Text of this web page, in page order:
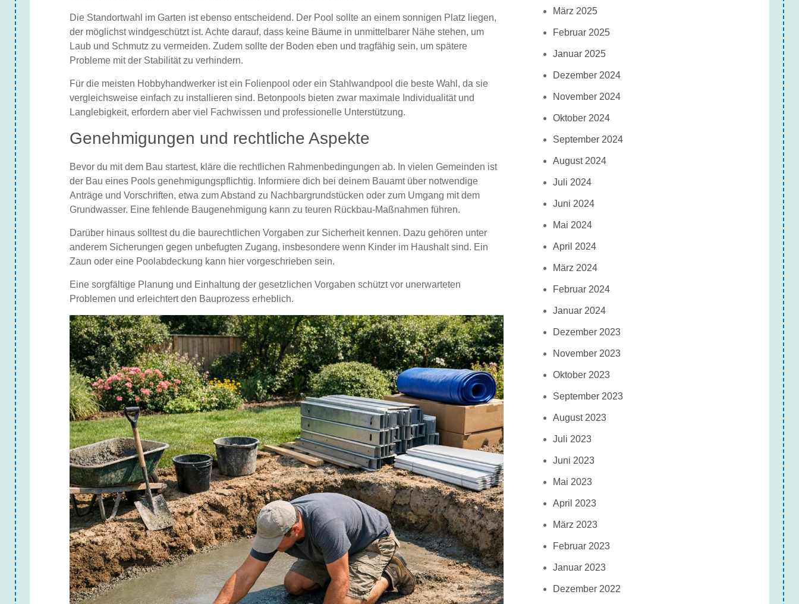
Die Standortwahl im Garten ist ebenso entscheidend. Der Pool sollte an einem sonnigen Platz liegen,
der möglichst windgeschützt ist. Achte darauf, dass keine Bäume in unmittelbarer Nähe stehen, um
Laub und Schmutz zu vermeiden. Zudem sollte der Boden eben und tragfähig sein, um spätere
Probleme mit der Stabilität zu verhindern.
Für die meisten Hobbyhandwerker ist ein Folienpool oder ein Stahlwandpool die beste Wahl, da sie
vergleichsweise einfach zu installieren sind. Betonpools bieten zwar maximale Individualität und
Langlebigkeit, erfordern aber viel Fachwissen und professionelle Unterstützung.
Genehmigungen und rechtliche Aspekte
Bevor du mit dem Bau startest, kläre die rechtlichen Rahmenbedingungen ab. In vielen Gemeinden ist
der Bau eines Pools genehmigungspflichtig. Informiere dich bei deinem Bauamt über notwendige
Anträge und Vorschriften, etwa zum Abstand zu Nachbargrundstücken oder zum Umgang mit dem
Grundwasser. Eine fehlende Baugenehmigung kann zu teuren Rückbau-Maßnahmen führen.
Darüber hinaus solltest du die baurechtlichen Vorgaben zur Sicherheit kennen. Dazu gehören unter
anderem Sicherungen gegen unbefugten Zugang, insbesondere wenn Kinder im Haushalt sind. Ein
Zaun oder eine Poolabdeckung kann hier vorgeschrieben sein.
Eine sorgfältige Planung und Einhaltung der gesetzlichen Vorgaben schützt vor unerwarteten
Problemen und erleichtert den Bauprozess erheblich.
März 2025
Februar 2025
Januar 2025
Dezember 2024
November 2024
Oktober 2024
September 2024
August 2024
Juli 2024
Juni 2024
Mai 2024
April 2024
März 2024
Februar 2024
Januar 2024
Dezember 2023
November 2023
Oktober 2023
September 2023
August 2023
Juli 2023
Juni 2023
Mai 2023
April 2023
März 2023
Februar 2023
Januar 2023
Dezember 2022